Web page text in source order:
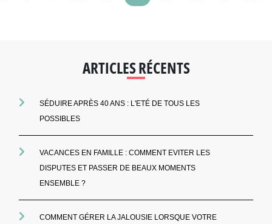
ARTICLES RÉCENTS
SÉDUIRE APRÈS 40 ANS : L'ETÉ DE TOUS LES
POSSIBLES
VACANCES EN FAMILLE : COMMENT EVITER LES
DISPUTES ET PASSER DE BEAUX MOMENTS
ENSEMBLE ?
COMMENT GÉRER LA JALOUSIE LORSQUE VOTRE